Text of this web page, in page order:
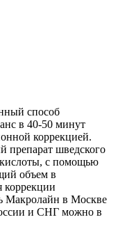
способ
в 40-50 минут
коррекцией.
шведского
кислоты, с помощью
объем в
коррекции
Макролайн в Москве
и СНГ можно в